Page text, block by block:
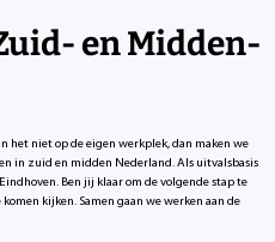
en Midden-
het niet op de eigen werkplek, dan maken we
in zuid en midden Nederland. Als uitvalsbasis
Ben jij klaar om de volgende stap te
kijken. Samen gaan we werken aan de